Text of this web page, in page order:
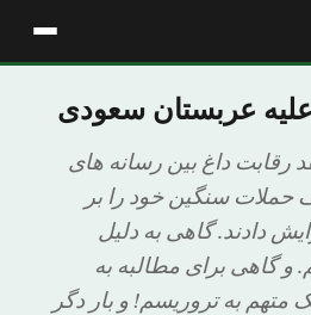
عربستان سعودی
رقابت داغ بین رسانه های
حملات سنگین خود را بر
دادند. گاهی به دلیل
و گاهی برای مطالبه به
به تروریسم! و بار دگر